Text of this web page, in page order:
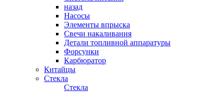
назад
Насосы
Элементы впрыска
Свечи накаливания
Детали топливной аппаратуры
Форсунки
Карбюратор
Китайцы
Стекла
Стекла